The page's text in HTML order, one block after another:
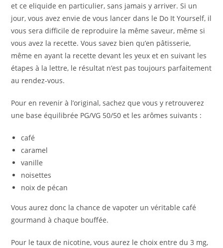
et ce eliquide en particulier, sans jamais y arriver. Si un
jour, vous avez envie de vous lancer dans le Do It Yourself, il
vous sera difficile de reproduire la même saveur, même si
vous avez la recette. Vous savez bien qu’en pâtisserie,
même en ayant la recette devant les yeux et en suivant les
étapes à la lettre, le résultat n’est pas toujours parfaitement
au rendez-vous.
Pour en revenir à l’original, sachez que vous y retrouverez
une base équilibrée PG/VG 50/50 et les arômes suivants :
café
caramel
vanille
noisettes
noix de pécan
Vous aurez donc la chance de vapoter un véritable café
gourmand à chaque bouffée.
Pour le taux de nicotine, vous aurez le choix entre du 3 mg,